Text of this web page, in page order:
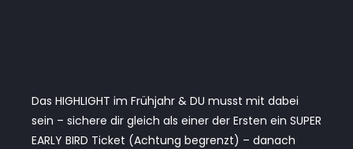
Das HIGHLIGHT im Frühjahr & DU musst mit dabei
sein – sichere dir gleich als einer der Ersten ein SUPER
EARLY BIRD Ticket (Achtung begrenzt) – danach